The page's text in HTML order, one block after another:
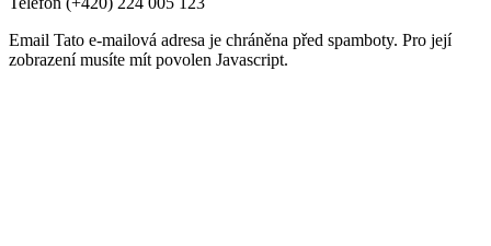
Email Tato e-mailová adresa je chráněna před spamboty. Pro její
zobrazení musíte mít povolen Javascript.